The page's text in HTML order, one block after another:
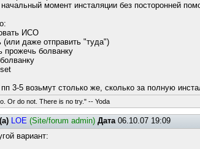
момент инсталяции без посторонней
ИСО
даже отправить "туда")
прожечь болванку
3-5 возьмут столько же, сколько за полную
Or do not. There is no try." -- Yoda
LOE (Site/forum admin) Дата06.10.07 19:09
вариант: